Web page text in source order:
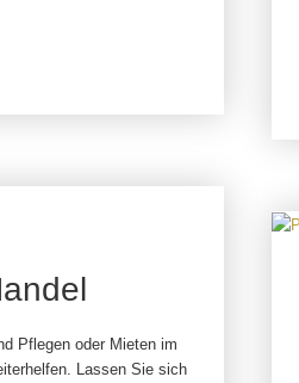
Pflegen oder Mieten im
Lassen Sie sich